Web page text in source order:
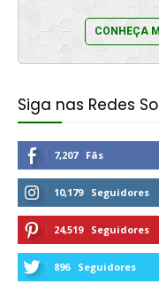
CONHEÇA
Siga nas Redes
7,207 Fãs
10,179 Seguidores
24,519 Seguidores
896 Seguidores